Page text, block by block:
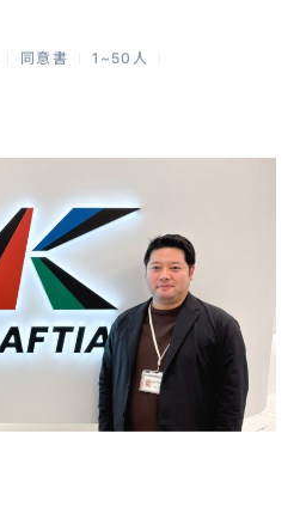
同意書
1~50人